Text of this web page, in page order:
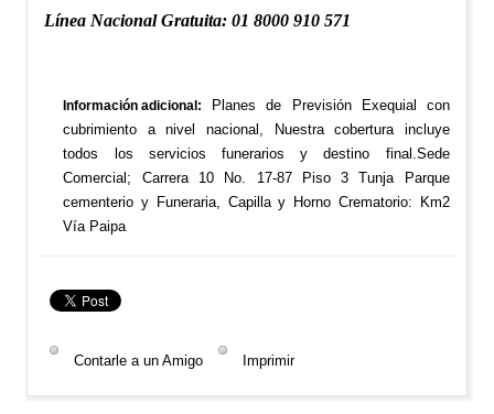
Línea Nacional Gratuita: 01 8000 910 571
Información adicional
Planes de Previsión Exequial con
cubrimiento a nivel nacional, Nuestra cobertura incluye
todos los servicios funerarios y destino final.Sede
Comercial; Carrera 10 No. 17-87 Piso 3 Tunja Parque
cementerio y Funeraria, Capilla y Horno Crematorio: Km2
Vía Paipa
Contarle a un Amigo Imprimir